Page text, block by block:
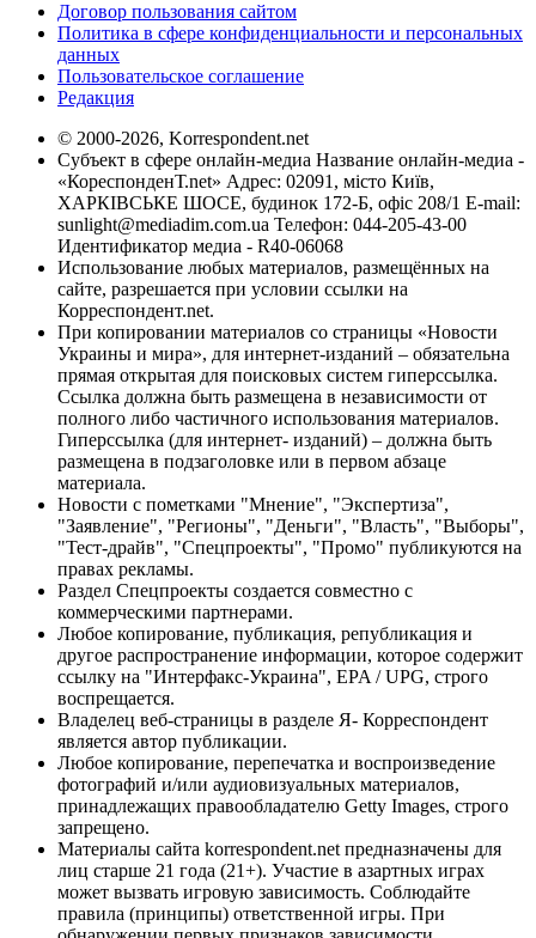
Договор пользования сайтом
Политика в сфере конфиденциальности и персональных
данных
Пользовательское соглашение
Редакция
© 2000-2026, Korrespondent.net
Субъект в сфере онлайн-медиа Название онлайн-медиа -
«КореспонденТ.net» Адрес: 02091, місто Київ,
ХАРКІВСЬКЕ ШОСЕ, будинок 172-Б, офіс 208/1 E-mail:
sunlight@mediadim.com.ua Телефон: 044-205-43-00
Идентификатор медиа - R40-06068
Использование любых материалов, размещённых на
сайте, разрешается при условии ссылки на
Корреспондент.net.
При копировании материалов со страницы «Новости
Украины и мира», для интернет-изданий – обязательна
прямая открытая для поисковых систем гиперссылка.
Ссылка должна быть размещена в независимости от
полного либо частичного использования материалов.
Гиперссылка (для интернет- изданий) – должна быть
размещена в подзаголовке или в первом абзаце
материала.
Новости с пометками "Мнение", "Экспертиза",
"Заявление", "Регионы", "Деньги", "Власть", "Выборы",
"Тест-драйв", "Спецпроекты", "Промо" публикуются на
правах рекламы.
Раздел Спецпроекты создается совместно с
коммерческими партнерами.
Любое копирование, публикация, републикация и
другое распространение информации, которое содержит
ссылку на "Интерфакс-Украина", EPA / UPG, строго
воспрещается.
Владелец веб-страницы в разделе Я- Корреспондент
является автор публикации.
Любое копирование, перепечатка и воспроизведение
фотографий и/или аудиовизуальных материалов,
принадлежащих правообладателю Getty Images, строго
запрещено.
Материалы сайта korrespondent.net предназначены для
лиц старше 21 года (21+). Участие в азартных играх
может вызвать игровую зависимость. Соблюдайте
правила (принципы) ответственной игры. При